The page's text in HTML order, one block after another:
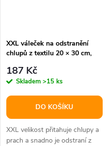
XXL váleček na odstranění
chlupů z textilu 20 × 30 cm,
187 Kč
Skladem >15 ks
DO KOŠÍKU
XXL velikost přitahuje chlupy a
prach a snadno je odstraní z